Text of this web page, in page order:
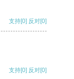
支持[0] 反对[0]
支持[0] 反对[0]